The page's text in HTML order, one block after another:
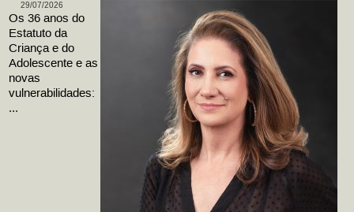
29/07/2026
Os 36 anos do
Estatuto da
Criança e do
Adolescente e as
novas
vulnerabilidades:
...